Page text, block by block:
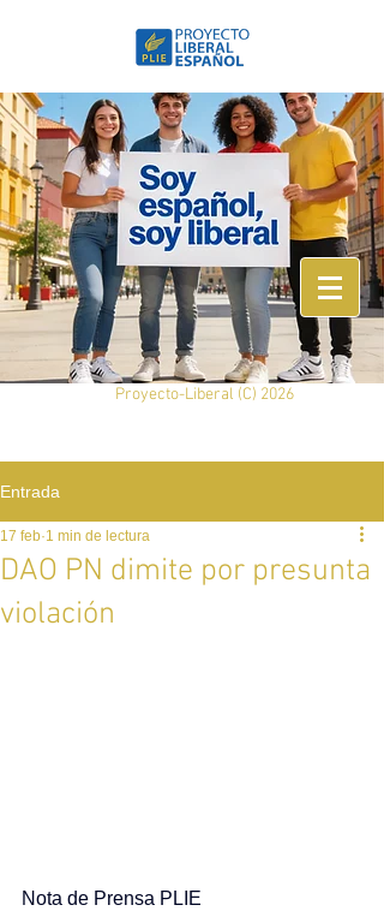
Proyecto-Liberal (C) 2026
Entrada
DAO PN dimite por presunta
violación
17 feb 1 min de lectura
Nota de Prensa PLIE